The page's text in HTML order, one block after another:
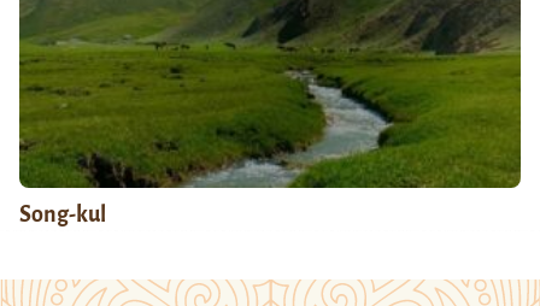
Song-kul